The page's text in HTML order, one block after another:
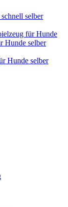
selber
für Hunde
Hunde selber
Hunde selber